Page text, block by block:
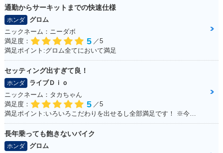
通勤からサーキットまでの快速仕様
ホンダ
グロム
ニックネーム：ニーダボ
満足度：
5 ／5
満足ポイント:グロム全てにおいて満足
セッティング出すぎて良！
ホンダ
ライブＤｉｏ
ニックネーム：タカちゃん
満足度：
5 ／5
満足ポイント:いろいろこだわりを出せるし全部満足です！ ※今回のイベントでの撮影は、積載車等で移動をしており、 公道の走行はしておりません。
長年乗っても飽きないバイク
ホンダ
グロム